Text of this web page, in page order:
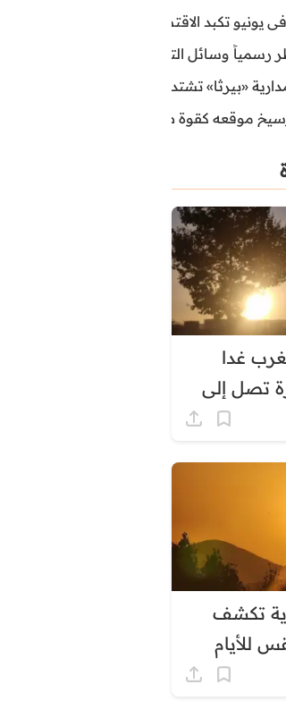
تكبد الاقتصاد البريطاني خسائر تجاوزت 1.5 مليار
وسائل التواصل الاجتماعي على القاصرين
«بيرثا» تشتد وتقترب من سواحل
موقعه كقوة طاقية إقليمية
غدا
تصل إلى
تكشف
للأيام